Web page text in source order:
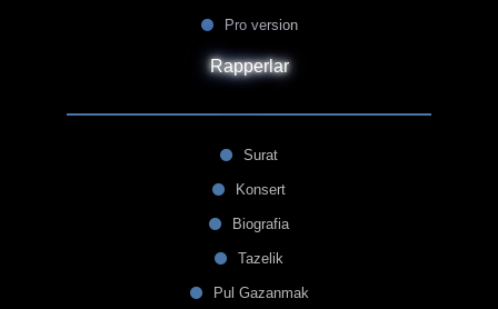
Pro version
Rapperlar
Surat
Konsert
Biografia
Tazelik
Pul Gazanmak